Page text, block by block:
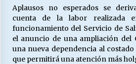
Aplausos no esperados se
cuenta de la labor realizada
funcionamiento del Servicio de
el anuncio de una ampliación del
una nueva dependencia al
que permitirá una atención más